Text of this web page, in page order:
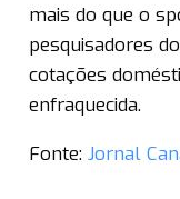
mais do que o
pesquisadores
cotações
enfraquecida.
Fonte: Jornal